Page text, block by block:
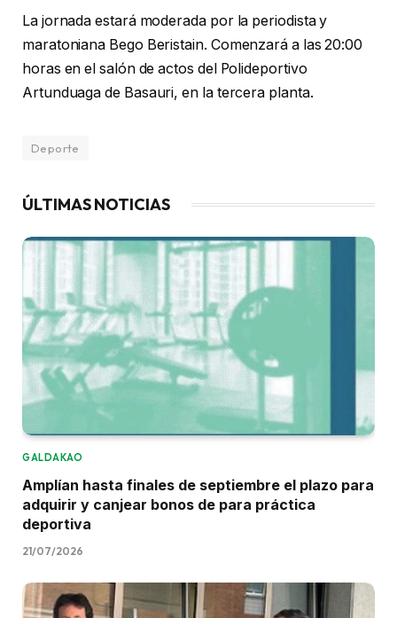
La jornada estará moderada por la periodista y
maratoniana Bego Beristain. Comenzará a las 20:00
horas en el salón de actos del Polideportivo
Artunduaga de Basauri, en la tercera planta.
Deporte
ÚLTIMAS NOTICIAS
GALDAKAO
Amplían hasta finales de septiembre el plazo para
adquirir y canjear bonos de para práctica
deportiva
21/07/2026